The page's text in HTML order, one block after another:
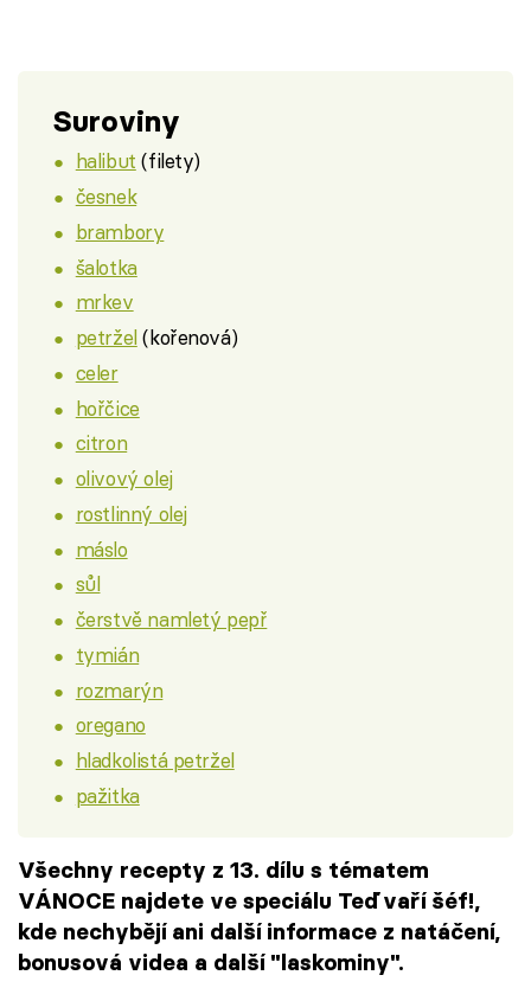
Suroviny
halibut (filety)
česnek
brambory
šalotka
mrkev
petržel(kořenová)
celer
hořčice
citron
olivový olej
rostlinný olej
máslo
sůl
čerstvě namletý pepř
tymián
rozmarýn
oregano
hladkolistá petržel
pažitka
Všechny recepty z 13. dílu s tématem
VÁNOCE najdete ve speciálu Teď vaří šéf!,
kde nechybějí ani další informace z natáčení,
bonusová videa a další "laskominy".